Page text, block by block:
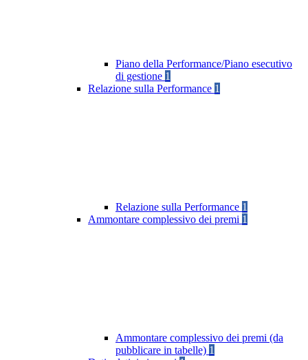
Piano della Performance/Piano esecutivo
di gestione 1
Relazione sulla Performance 1
Relazione sulla Performance 1
Ammontare complessivo dei premi 1
Ammontare complessivo dei premi (da
pubblicare in tabelle) 1